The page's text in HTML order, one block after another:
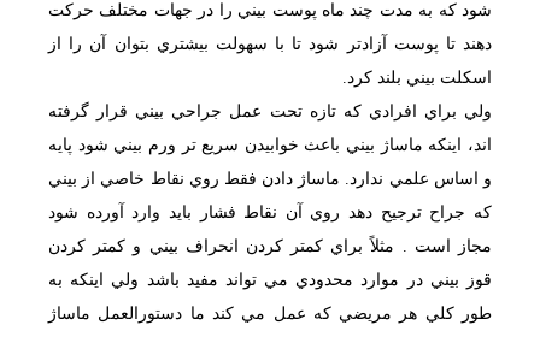
شود كه به مدت چند ماه پوست بيني را در جهات مختلف حركت
دهند تا پوست آزادتر شود تا با سهولت بيشتري بتوان آن را از
اسكلت بيني بلند كرد.
ولي براي افرادي كه تازه تحت عمل جراحي بيني قرار گرفته
اند، اينكه ماساژ بيني باعث خوابيدن سريع تر ورم بيني شود پايه
و اساس علمي ندارد. ماساژ دادن فقط روي نقاط خاصي از بيني
كه جراح ترجيح دهد روي آن نقاط فشار بايد وارد آورده شود
مجاز است . مثلاً براي كمتر كردن انحراف بيني و كمتر كردن
قوز بيني در موارد محدودي مي تواند مفيد باشد ولي اينكه به
طور كلي هر مريضي كه عمل مي كند ما دستورالعمل ماساژ